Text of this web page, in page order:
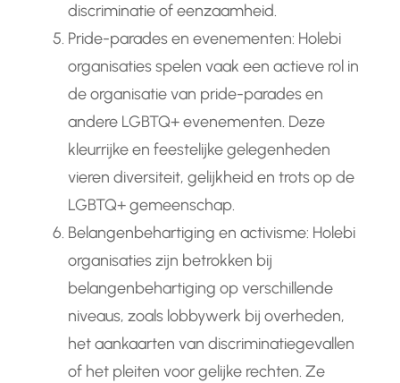
discriminatie of eenzaamheid.
Pride-parades en evenementen: Holebi
organisaties spelen vaak een actieve rol in
de organisatie van pride-parades en
andere LGBTQ+ evenementen. Deze
kleurrijke en feestelijke gelegenheden
vieren diversiteit, gelijkheid en trots op de
LGBTQ+ gemeenschap.
Belangenbehartiging en activisme: Holebi
organisaties zijn betrokken bij
belangenbehartiging op verschillende
niveaus, zoals lobbywerk bij overheden,
het aankaarten van discriminatiegevallen
of het pleiten voor gelijke rechten. Ze